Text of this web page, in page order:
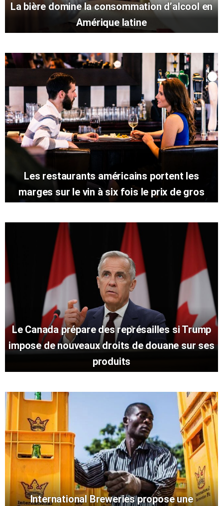
La bière domine la consommation d’alcool en
Amérique latine
Les restaurants américains portent les
marges sur le vin à six fois le prix de gros
Le Canada prépare des représailles si Trump
impose de nouveaux droits de douane sur ses
produits
International Breweries propose une